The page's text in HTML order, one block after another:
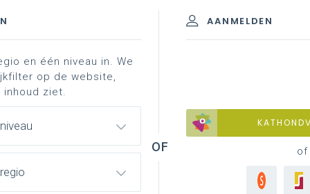
van resultaten van
vóór aanvang van de plenaire vergadering.
debat al de dag voordien en op deze ochtend in
AANMELDEN
of
en één niveau in. We
op de website,
ziet.